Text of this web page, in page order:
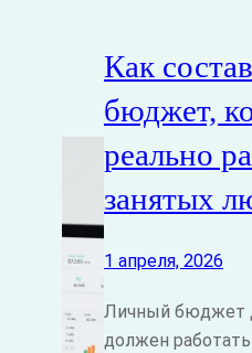
Как
бюджет,
реально
занятых
1 апреля, 2026
Личный бюджет
должен